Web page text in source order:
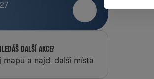
DALŠÍ AKCE?
mapu a najdi další místa